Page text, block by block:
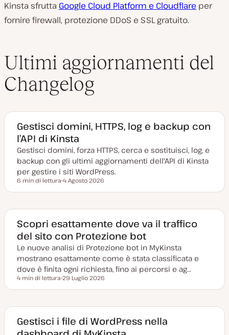
Kinsta sfrutta Google Cloud Platform e Cloudflare per
fornire firewall, protezione DDoS e SSL gratuito.
Ultimi aggiornamenti del
Changelog
Gestisci domini, HTTPS, log e backup con
l’API di Kinsta
Gestisci domini, forza HTTPS, cerca e sostituisci, log, e
backup con gli ultimi aggiornamenti dell'API di Kinsta
per gestire i siti WordPress.
Tempo di lettura
6 min di lettura
a
g
i
o
r
a
a
4 Agosto 2026
Scopri esattamente dove va il traffico
del sito con Protezione bot
Le nuove analisi di Protezione bot in MyKinsta
mostrano esattamente come è stata classificata e
dove è finita ogni richiesta, fino ai percorsi e ag…
Tempo di lettura
4 min di lettura
a
g
g
i
29 Luglio 2026
Gestisci i file di WordPress nella